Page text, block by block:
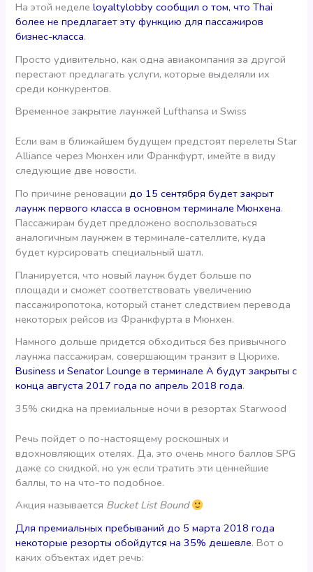
На этой неделеloyaltylobby сообщил о том, что Thai
более не предлагает эту функцию для пассажиров
бизнес-класса.
Просто удивительно, как одна авиакомпания за другой
перестают предлагать услуги, которые выделяли их
среди конкурентов.
Временное закрытие лаунжей Lufthansa и Swiss
Если вам в ближайшем будущем предстоят перелеты Star
Alliance через Мюнхен или Франкфурт, имейте в виду
следующие две новости.
По причине реновациидо 15 сентября будет закрыт
лаунж первого класса в основном терминале Мюнхена.
Пассажирам будет предложено воспользоваться
аналогичным лаунжем в терминале-сателлите, куда
будет курсировать специальный шатл.
Планируется, что новый лаунж будет больше по
площади и сможет соответствовать увеличению
пассажиропотока, который станет следствием перевода
некоторых рейсов из Франкфурта в Мюнхен.
Намного дольше придется обходиться без привычного
лаунжа пассажирам, совершающим транзит в Цюрихе.
Business и Senator Lounge в терминале А будут закрыты с
конца августа 2017 года по апрель 2018 года.
35% скидка на премиальные ночи в резортах Starwood
Речь пойдет о по-настоящему роскошных и
вдохновляющих отелях. Да, это очень много баллов SPG
даже со скидкой, но уж если тратить эти ценнейшие
баллы, то на что-то подобное.
Акция называется Bucket List Bound
Для премиальных пребываний до 5 марта 2018 года
некоторые резорты обойдутся на 35% дешевле. Вот о
каких объектах идет речь: